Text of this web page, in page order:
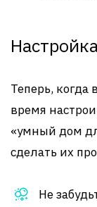
Теперь,
время
«умный дом
сделать их
Не